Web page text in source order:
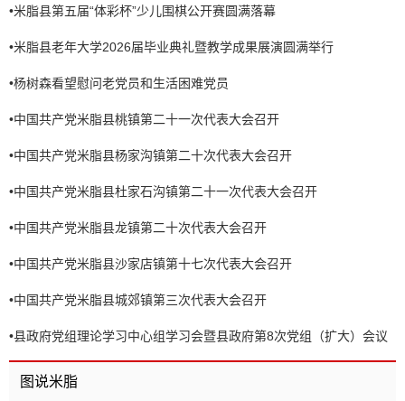
•米脂县第五届“体彩杯”少儿围棋公开赛圆满落幕
•米脂县老年大学2026届毕业典礼暨教学成果展演圆满举行
•杨树森看望慰问老党员和生活困难党员
•中国共产党米脂县桃镇第二十一次代表大会召开
•中国共产党米脂县杨家沟镇第二十次代表大会召开
•中国共产党米脂县杜家石沟镇第二十一次代表大会召开
•中国共产党米脂县龙镇第二十次代表大会召开
•中国共产党米脂县沙家店镇第十七次代表大会召开
•中国共产党米脂县城郊镇第三次代表大会召开
•县政府党组理论学习中心组学习会暨县政府第8次党组（扩大）会议
召开
图说米脂